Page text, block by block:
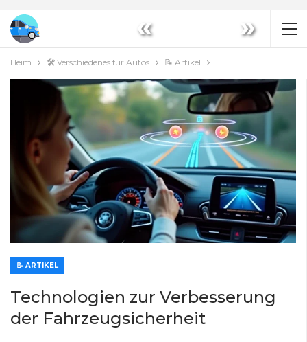
« »
Heim 🛠️ Verschiedenes für Autos 📝 Artikel
📝 ARTIKEL
Technologien zur Verbesserung
der Fahrzeugsicherheit